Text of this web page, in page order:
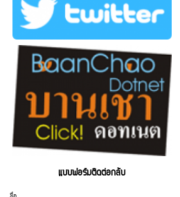
แบบฟอร์มติดต่อกลับ